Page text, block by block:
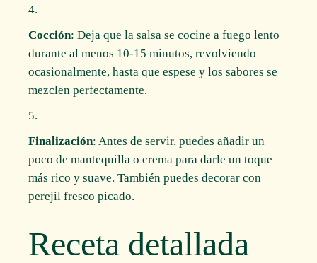
Cocción: Deja que la salsa se cocine a fuego lento
durante al menos 10-15 minutos, revolviendo
ocasionalmente, hasta que espese y los sabores se
mezclen perfectamente.
Finalización: Antes de servir, puedes añadir un
poco de mantequilla o crema para darle un toque
más rico y suave. También puedes decorar con
perejil fresco picado.
Receta detallada